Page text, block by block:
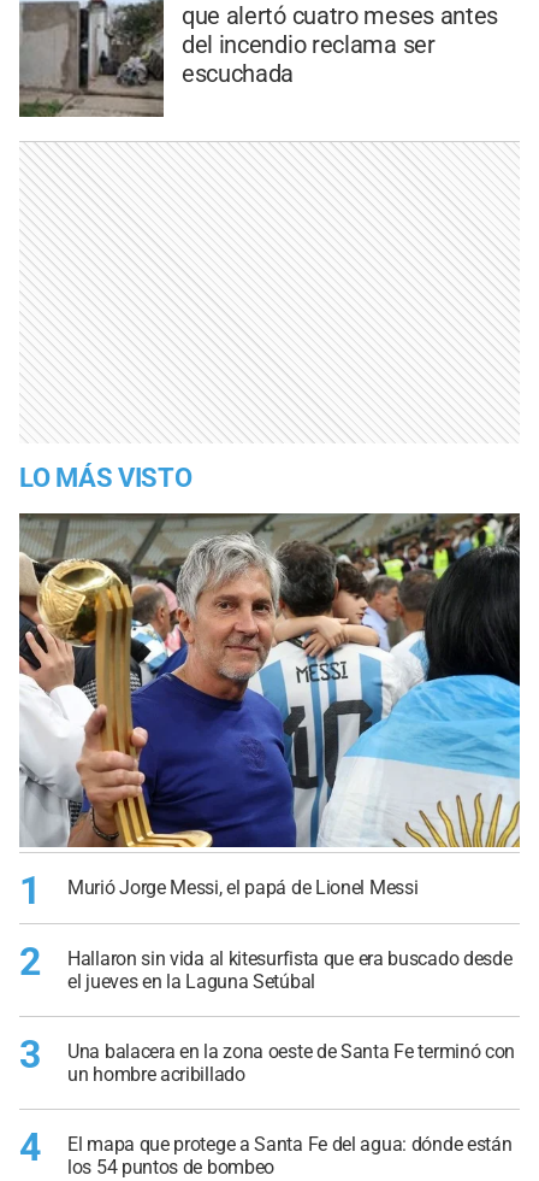
que alertó cuatro meses antes
del incendio reclama ser
escuchada
LO MÁS VISTO
1 Murió Jorge Messi, el papá de Lionel Messi
2
Hallaron sin vida al kitesurfista que era buscado desde
el jueves en la Laguna Setúbal
3
Una balacera en la zona oeste de Santa Fe terminó con
un hombre acribillado
4
El mapa que protege a Santa Fe del agua: dónde están
los 54 puntos de bombeo